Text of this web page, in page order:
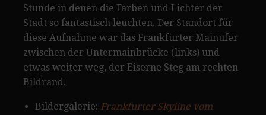
Stunde in denen die Farben und Lichter der
Stadt so fantastisch leuchten. Der Standort für
diese Aufnahme war das Frankfurter Mainufer
zwischen der Untermainbrücke (links) und
etwas weiter weg, der Eiserne Steg am rechten
Bildrand.
Bildergalerie: Frankfurter Skyline vom